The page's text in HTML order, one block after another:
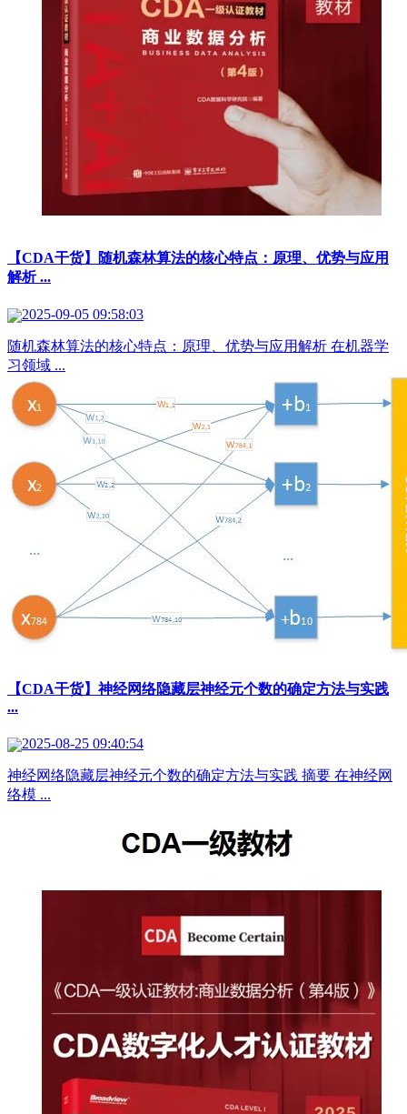
【CDA干货】随机森林算法的核心特点：原理、优势与应用
解析 ...
2025-09-05 09:58:03
随机森林算法的核心特点：原理、优势与应用解析 在机器学
习领域 ...
【CDA干货】神经网络隐藏层神经元个数的确定方法与实践
...
2025-08-25 09:40:54
神经网络隐藏层神经元个数的确定方法与实践 摘要 在神经网
络模 ...